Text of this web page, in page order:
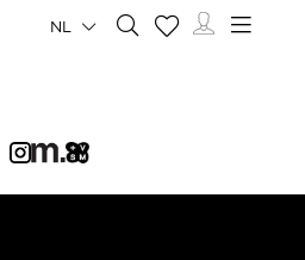
NL